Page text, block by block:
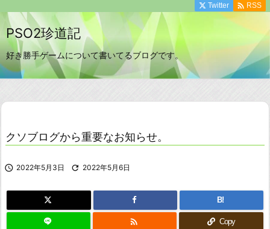
PSO2珍道記
好き勝手ゲームについて書いてるブログです。
Twitter  RSS
クソブログから重要なお知らせ。
 2022年5月3日  2022年5月6日
B!
 Copy